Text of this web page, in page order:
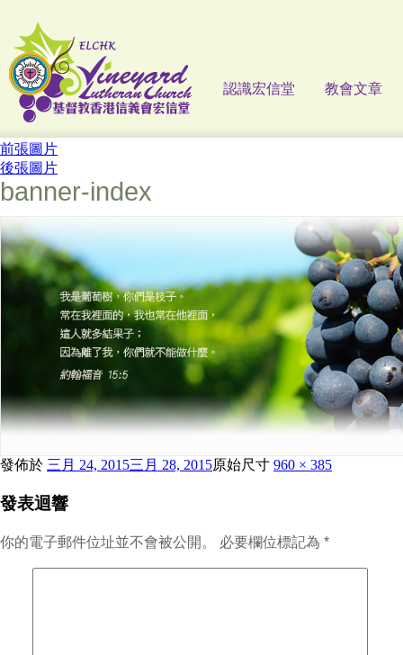
認識宏信堂 教會文章
前張圖片
後張圖片
banner-index
發佈於 三月 24, 2015三月 28, 2015原始尺寸 960 × 385
發表迴響
你的電子郵件位址並不會被公開。 必要欄位標記為 *